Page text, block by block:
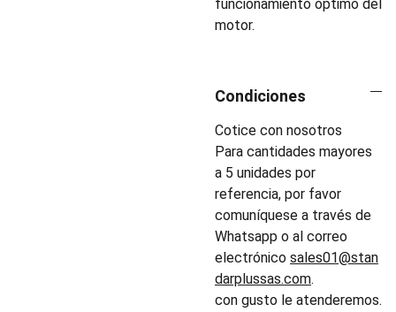
funcionamiento óptimo del
motor.
Condiciones
Cotice con nosotros
Para cantidades mayores
a 5 unidades por
referencia, por favor
comuníquese a través de
Whatsapp o al correo
electrónico sales01@stan
darplussas.com.
con gusto le atenderemos.